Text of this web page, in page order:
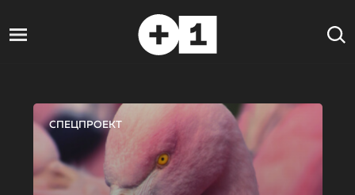
СПЕЦПРОЕКТ